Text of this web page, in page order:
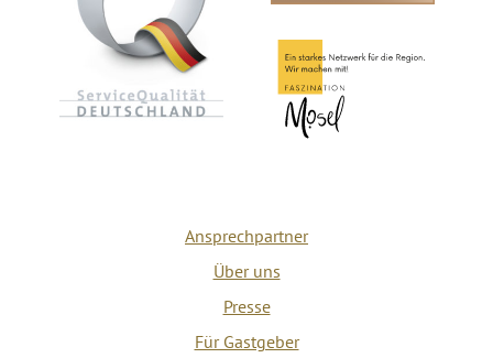
Ansprechpartner
Über uns
Presse
Für Gastgeber